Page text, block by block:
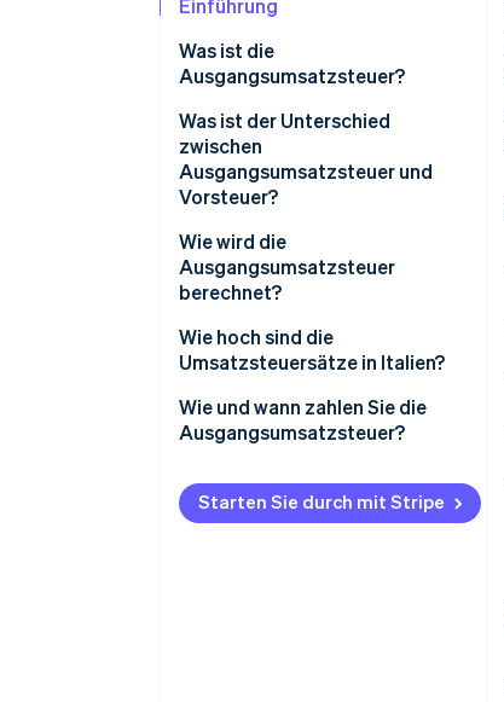
Einführung
Was ist die
Ausgangsumsatzsteuer?
Was ist der Unterschied
zwischen
Ausgangsumsatzsteuer und
Vorsteuer?
Wie wird die
Ausgangsumsatzsteuer
berechnet?
Wie hoch sind die
Umsatzsteuersätze in Italien?
Wie und wann zahlen Sie die
Ausgangsumsatzsteuer?
Umsatzsteuererklärung
Fristen für die jährliche
Starten Sie durch mit Stripe